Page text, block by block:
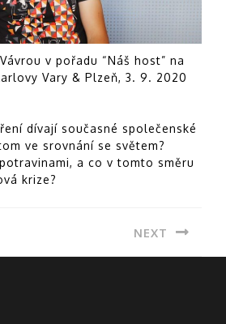
v pořadu “Náš host” na
Vary & Plzeň, 3. 9. 2020
dívají současné společenské
ve srovnání se světem?
a co v tomto směru
krize?
NEXT